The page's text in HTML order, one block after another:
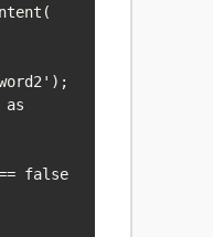
false